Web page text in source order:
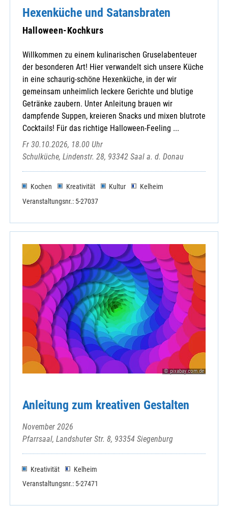
Hexenküche und Satansbraten
Halloween-Kochkurs
Willkommen zu einem kulinarischen Gruselabenteuer
der besonderen Art! Hier verwandelt sich unsere Küche
in eine schaurig-schöne Hexenküche, in der wir
gemeinsam unheimlich leckere Gerichte und blutige
Getränke zaubern. Unter Anleitung brauen wir
dampfende Suppen, kreieren Snacks und mixen blutrote
Cocktails! Für das richtige Halloween-Feeling ...
Fr 30.10.2026, 18.00 Uhr
Schulküche, Lindenstr. 28, 93342 Saal a. d. Donau
Kochen Kreativität Kultur
Kelheim
Veranstaltungsnr.: 5-27037
© pixabay.com.de
Anleitung zum kreativen Gestalten
November 2026
Pfarrsaal, Landshuter Str. 8, 93354 Siegenburg
Kreativität
Kelheim
Veranstaltungsnr.: 5-27471